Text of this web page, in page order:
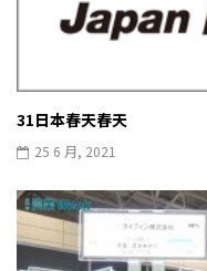
31日本春天春天
25 6 月, 2021